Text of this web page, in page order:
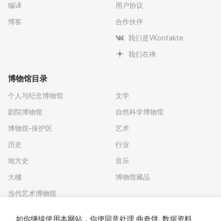
编译
博客
用户协议
合作伙伴
我们是VKontakte
我们在禅
博物馆目录
个人与纪念博物馆
剧院博物馆
博物馆-保护区
历史
地方史
大樓
当代艺术博物馆
文学
自然科学博物馆
艺术
行业
音乐
博物馆藏品
如你继续使用本网站，你便同意处理 曲奇饼. 数据资料